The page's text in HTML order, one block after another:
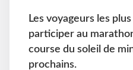
Les voyageurs les
participer au
course du soleil de
prochains.